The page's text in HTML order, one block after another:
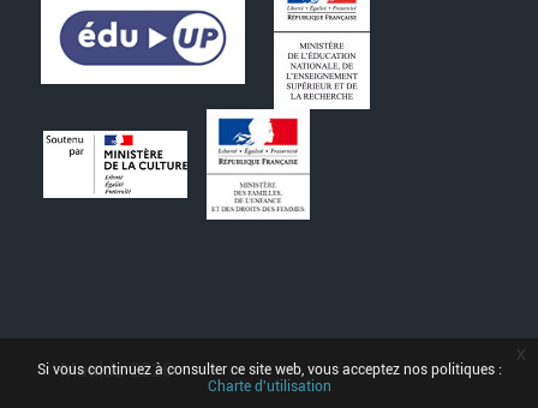
Matilda 2026
Si vous continuez à consulter ce site web, vous acceptez nos politiques :
Charte d'utilisation
x